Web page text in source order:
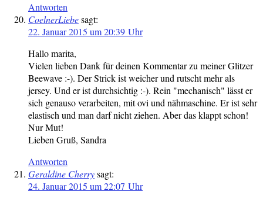
Antworten
CoelnerLiebesagt:
22. Januar 2015 um 20:39 Uhr
Hallo marita,
Vielen lieben Dank für deinen Kommentar zu meiner Glitzer
Beewave :-). Der Strick ist weicher und rutscht mehr als
jersey. Und er ist durchsichtig :-). Rein "mechanisch" lässt er
sich genauso verarbeiten, mit ovi und nähmaschine. Er ist sehr
elastisch und man darf nicht ziehen. Aber das klappt schon!
Nur Mut!
Lieben Gruß, Sandra
Antworten
Geraldine Cherrysagt:
24. Januar 2015 um 22:07 Uhr